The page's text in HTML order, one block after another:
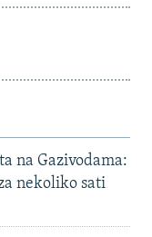
na Gazivodama:
nekoliko sati